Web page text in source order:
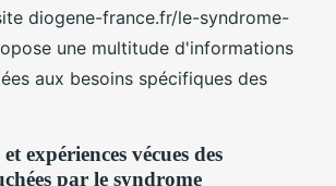
diogene-france.fr/le-syndrome-
une multitude d'informations
aux besoins spécifiques des
expériences vécues des
par le syndrome